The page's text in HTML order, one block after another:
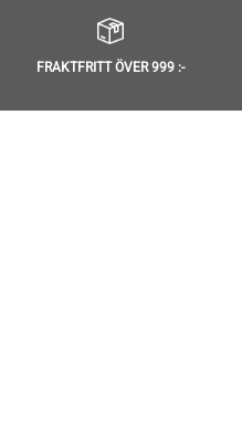
FRAKTFRITT ÖVER 999 :-